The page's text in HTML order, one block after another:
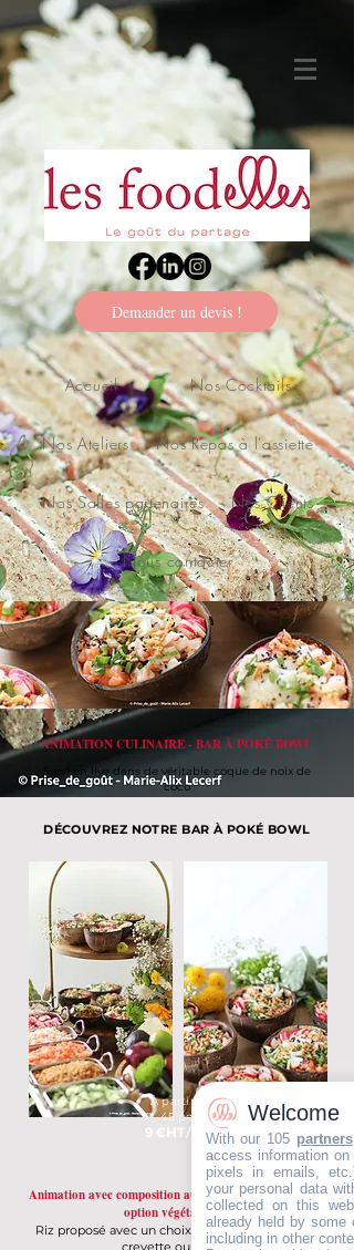
Demander un devis !
Accueil Nos Cocktails
Nos Ateliers Nos Repas à l'assiette
Nos Salles partenaires Nos Clients
Nous contacter
ANIMATION CULINAIRE - BAR À POKÉ BOWL
DÉCOUVREZ NOTRE BAR À POKÉ BOWL
Servi en live dans de véritable coque de noix de
coco
À partir de
45 pers.
9€HT/pers.
Animation avec composition au choix - Poké Bowl avec
option végétarienne
Riz proposé avec un choix de crudités, saumon,
crevette ou poulet
Welcome
With our 105 partners
access information
pixels in emails,
your personal data
collected on this
already held by some
including in other